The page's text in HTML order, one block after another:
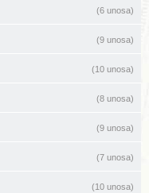
(6 unosa)
(9 unosa)
(10 unosa)
(8 unosa)
(9 unosa)
(7 unosa)
(10 unosa)